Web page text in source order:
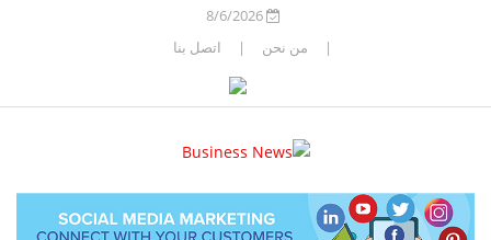
8/6/2026
|
من نحن | اتصل بنا